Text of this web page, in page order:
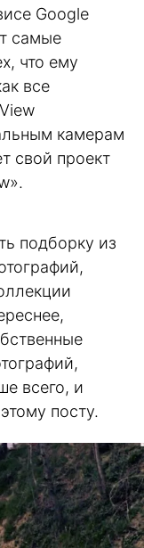
Google
самые
что ему
все
камерам
свой проект
подборку из
всего, и
посту.